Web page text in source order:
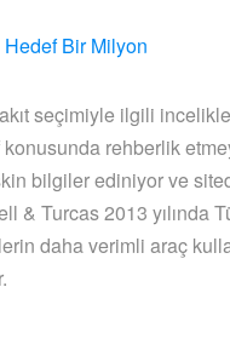
Bir Milyon
seçimiyle ilgili
rehberlik
bilgiler ediniyor ve
& Turcas 2013 yılında
daha verimli araç